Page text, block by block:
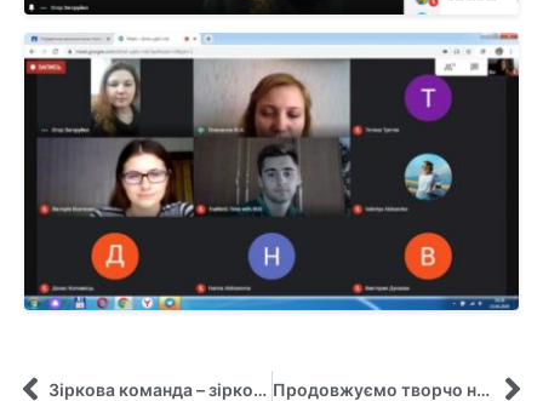
Зіркова команда – зіркові студенти! Продовжуємо творчо навчати і вчитися!